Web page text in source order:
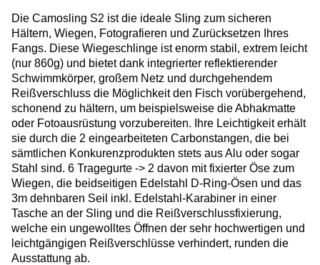
Die Camosling S2 ist die ideale Sling zum sicheren
Hältern, Wiegen, Fotografieren und Zurücksetzen Ihres
Fangs. Diese Wiegeschlinge ist enorm stabil, extrem leicht
(nur 860g) und bietet dank integrierter reflektierender
Schwimmkörper, großem Netz und durchgehendem
Reißverschluss die Möglichkeit den Fisch vorübergehend,
schonend zu hältern, um beispielsweise die Abhakmatte
oder Fotoausrüstung vorzubereiten. Ihre Leichtigkeit erhält
sie durch die 2 eingearbeiteten Carbonstangen, die bei
sämtlichen Konkurenzprodukten stets aus Alu oder sogar
Stahl sind. 6 Tragegurte -> 2 davon mit fixierter Öse zum
Wiegen, die beidseitigen Edelstahl D-Ring-Ösen und das
3m dehnbaren Seil inkl. Edelstahl-Karabiner in einer
Tasche an der Sling und die Reißverschlussfixierung,
welche ein ungewolltes Öffnen der sehr hochwertigen und
leichtgängigen Reißverschlüsse verhindert, runden die
Ausstattung ab.